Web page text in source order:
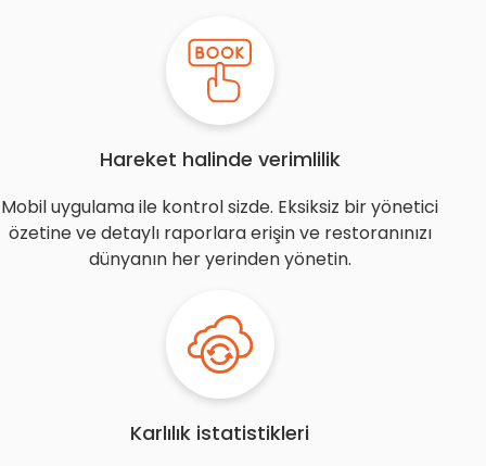
Hareket halinde verimlilik
Mobil uygulama ile kontrol sizde. Eksiksiz bir yönetici
özetine ve detaylı raporlara erişin ve restoranınızı
dünyanın her yerinden yönetin.
Karlılık istatistikleri